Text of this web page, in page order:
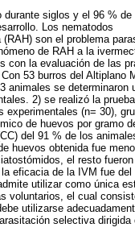
durante siglos y el 96 % de
Los nematodos
son el problema
de RAH a la
con la evaluación de las
53 burros del Altiplano
animales se determinaron
2) se realizó la
(n= 30),
de huevos por gramo
del 91 % de los
huevos obtenida fue
el resto fueron
eficacia de la IVM fue del
utilizar como única
voluntarios, el cual
utilizarse
selectiva dirigida